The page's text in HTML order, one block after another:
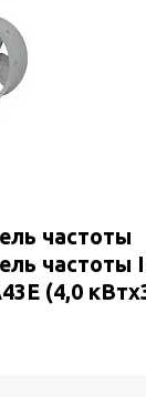
частоты
частоты
(4,0